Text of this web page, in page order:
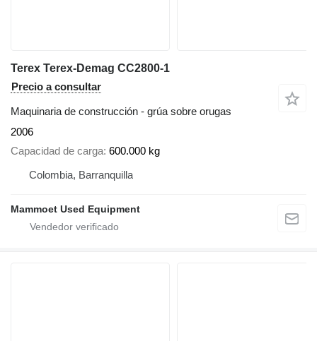
Terex Terex-Demag CC2800-1
Precio a consultar
Maquinaria de construcción - grúa sobre orugas
2006
Capacidad de carga 600.000 kg
Colombia, Barranquilla
Mammoet Used Equipment